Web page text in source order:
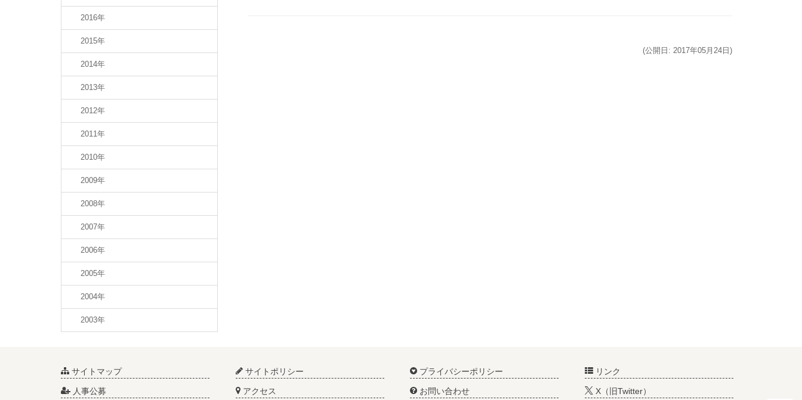
2016年
2015年
2014年
2013年
2012年
2011年
2010年
2009年
2008年
2007年
2006年
2005年
2004年
2003年
(公開日: 2017年05月24日)
サイトマップ サイトポリシー プライバシーポリシー リンク
人事公募 アクセス お問い合わせ X（旧Twitter）